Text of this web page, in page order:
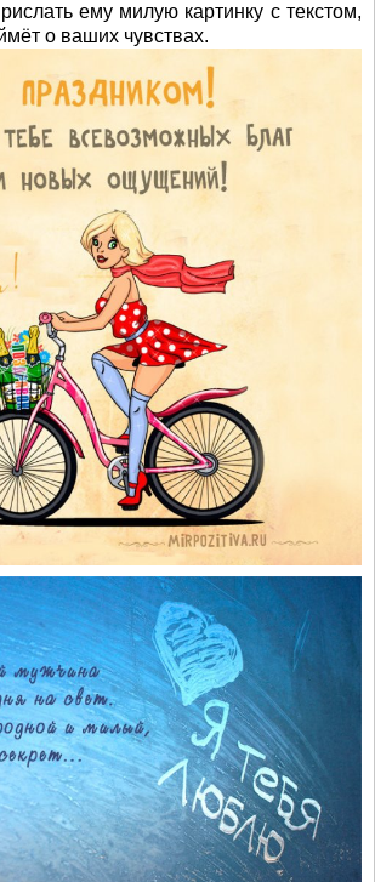
ему милую картинку с текстом,
о ваших чувствах.